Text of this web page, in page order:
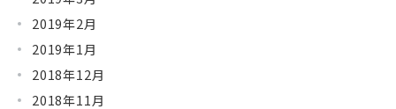
2019年2月
2019年1月
2018年12月
2018年11月